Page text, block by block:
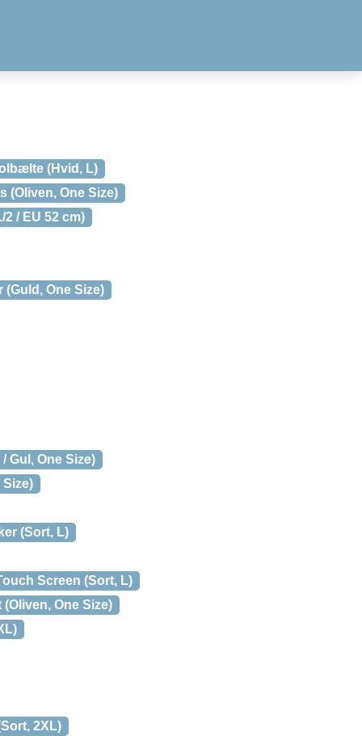
(Hvid, L)
(Oliven, One Size)
/ EU 52 cm)
(Guld, One Size)
Gul, One Size)
Size)
(Sort, L)
Screen (Sort, L)
One Size)
2XL)